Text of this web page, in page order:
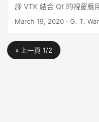
譯 VTK 結合 Qt 的視窗應
VTK 是一套 3D 視覺化工
MSVC 2019 來編譯 VTK/
March 19, 2020 · G. T.
« 上一頁 1/2